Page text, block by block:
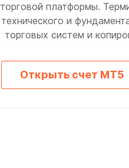
торговой платформы.
технического и
торговых систем и
Открыть счет MT5